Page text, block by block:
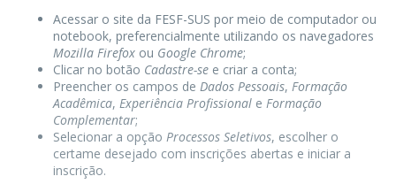
Acessar o site da FESF-SUS por meio de computador ou
notebook, preferencialmente utilizando os navegadores
Mozilla Firefox ou Google Chrome;
Clicar no botão Cadastre-se e criar a conta;
Preencher os campos de Dados Pessoais, Formação
Acadêmica, Experiência Profissional e Formação
Complementar;
Selecionar a opção Processos Seletivos, escolher o
certame desejado com inscrições abertas e iniciar a
inscrição.